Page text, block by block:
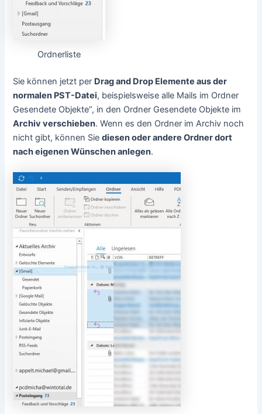
Ordnerliste
Sie können jetzt per Drag and Drop Elemente aus der
normalen PST-Datei, beispielsweise alle Mails im Ordner
Gesendete Objekte“, in den Ordner Gesendete Objekte im
Archiv verschieben. Wenn es den Ordner im Archiv noch
nicht gibt, können Siediesen oder andere Ordner dort
nach eigenen Wünschen anlegen.